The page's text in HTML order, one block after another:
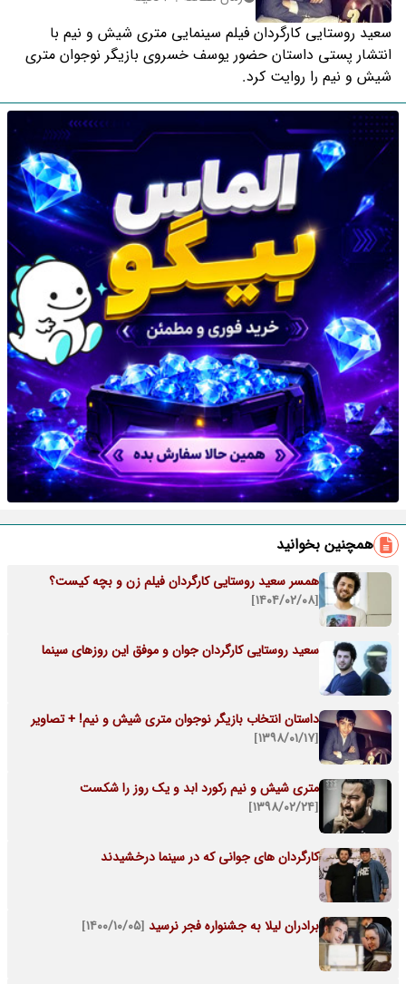
سعید روستایی کارگردان فیلم سینمایی متری شیش و نیم با
انتشار پستی داستان حضور یوسف خسروی بازیگر نوجوان متری
شیش و نیم را روایت کرد.
همچنین بخوانید
همسر سعید روستایی کارگردان فیلم زن و بچه کیست؟
[۱۴۰۴/۰۲/۰۸]
سعید روستایی کارگردان جوان و موفق این روزهای سینما
داستان انتخاب بازیگر نوجوان متری شیش و نیم! + تصاویر
[۱۳۹۸/۰۱/۱۷]
متری شیش و نیم رکورد ابد و یک روز را شکست
[۱۳۹۸/۰۲/۲۴]
کارگردان های جوانی که در سینما درخشیدند
برادران لیلا به جشنواره فجر نرسید [۱۴۰۰/۱۰/۰۵]